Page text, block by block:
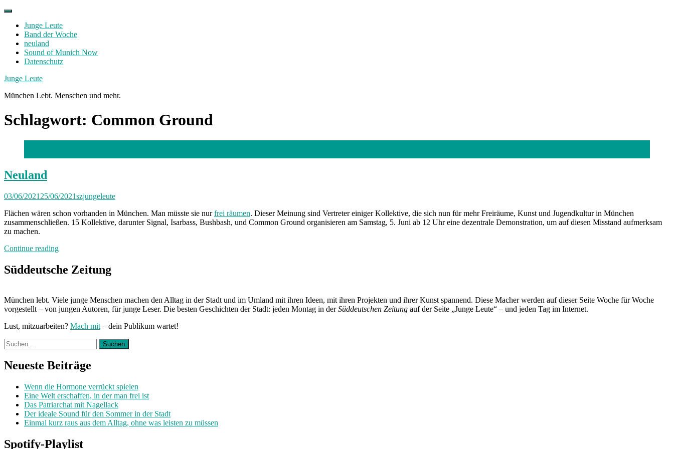
Skip
contentJunge Leute
Band der Woche
neuland
Sound of Munich Now
Datenschutz
Facebook
Twitter
Instagram
Junge Leute
München Lebt. Menschen und mehr.
Schlagwort: Common Ground
Neuland
03/06/2021 25/06/2021szjungeleute
Flächen wären schon vorhanden in München. Man müsste sie nurfrei räumen. Dieser Meinung sind Vertreter einiger Kollektive, die sich nun für mehr Freiräume, Kunst und Jugendkultur in München
zusammenschließen. 15 Kollektive, darunter Signal, Isarbass, Bushbash, und Common Ground organisieren am Samstag, 5. Juni ab 12 Uhr eine dezentrale Demonstration, um auf diesen Misstand aufmerksam
zu machen.
Continue reading„Neuland“
Süddeutsche Zeitung
München lebt. Viele junge Menschen machen den Alltag in der Stadt und im Umland mit ihren Ideen, mit ihren Projekten und ihrer Kunst spannend. Diese Macher werden auf dieser Seite Woche für Woche
vorgestellt – von jungen Autoren, für junge Leser. Die besten Geschichten der Stadt: jeden Montag in derSüddeutschen Zeitung auf der Seite „Junge Leute“ – und jeden Tag im Internet.
Lust, mitzuarbeiten? Mach mit – dein Publikum wartet!
Suchen
nach:
Neueste Beiträge
Wenn die Hormone verrückt spielen
Eine Welt erschaffen, in der man frei ist
Das Patriarchat mit Nagellack
Der ideale Sound für den Sommer in der Stadt
Einmal kurz raus aus dem Alltag, ohne was leisten zu müssen
Spotify-Playlist